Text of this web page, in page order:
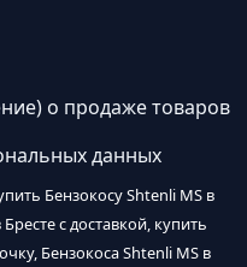
о продаже товаров
данных
Бензокосу Shtenli MS в
с доставкой, купить
Бензокоса Shtenli MS в